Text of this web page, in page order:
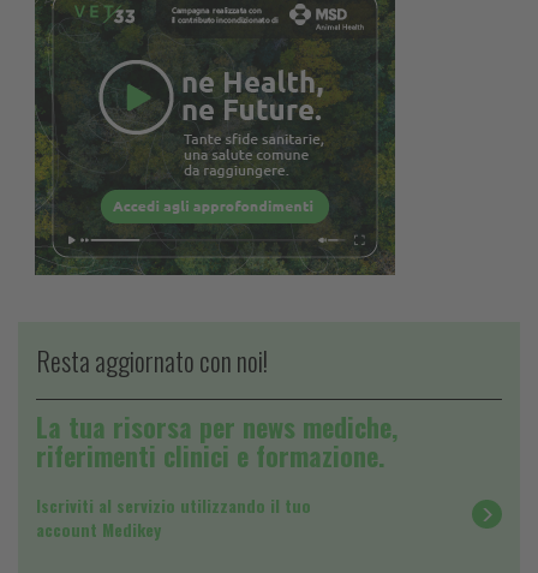
Resta aggiornato con noi!
La tua risorsa per news mediche,
riferimenti clinici e formazione.
Iscriviti al servizio utilizzando il tuo
account Medikey